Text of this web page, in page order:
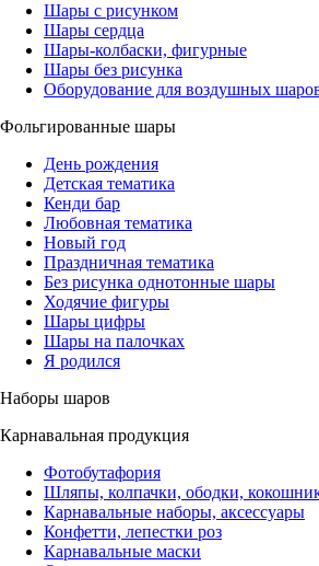
Шары с рисунком
Шары сердца
Шары-колбаски, фигурные
Шары без рисунка
Оборудование для воздушных
Фольгированные шары
День рождения
Детская тематика
Кенди бар
Любовная тематика
Новый год
Праздничная тематика
Без рисунка однотонные шары
Ходячие фигуры
Шары цифры
Шары на палочках
Я родился
Наборы шаров
Карнавальная продукция
Фотобутафория
Шляпы, колпачки, ободки,
Карнавальные наборы, аксессуары
Конфетти, лепестки роз
Карнавальные маски